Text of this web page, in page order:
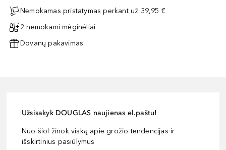
Nemokamas pristatymas perkant už 39,95 €
2 nemokami mėginėliai
Dovanų pakavimas
Užsisakyk DOUGLAS naujienas el.paštu!
Nuo šiol žinok viską apie grožio tendencijas ir
išskirtinius pasiūlymus